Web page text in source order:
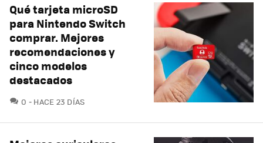
Qué tarjeta microSD
para Nintendo Switch
comprar. Mejores
recomendaciones y
cinco modelos
destacados
0 COMENTARIOS
HACE 23 DÍAS